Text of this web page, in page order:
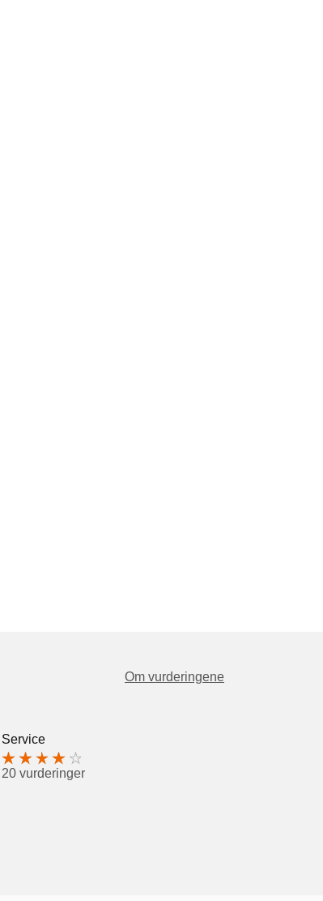
Om vurderingene
Service
20 vurderinger